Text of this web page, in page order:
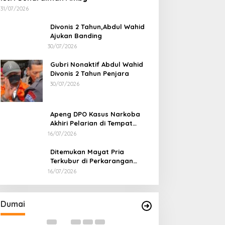
31/07/2026
Divonis 2 Tahun,Abdul Wahid
Ajukan Banding
30/07/2026
Gubri Nonaktif Abdul Wahid
Divonis 2 Tahun Penjara
30/07/2026
Apeng DPO Kasus Narkoba
Akhiri Pelarian di Tempat
Persembunyiannya di Kampar
16/07/2026
Ditemukan Mayat Pria
Terkubur di Perkarangan
Rumah
16/07/2026
Dumai
Empat Kepala Daerah Temui
Kemendikdasmen
Di Dumai
Nota